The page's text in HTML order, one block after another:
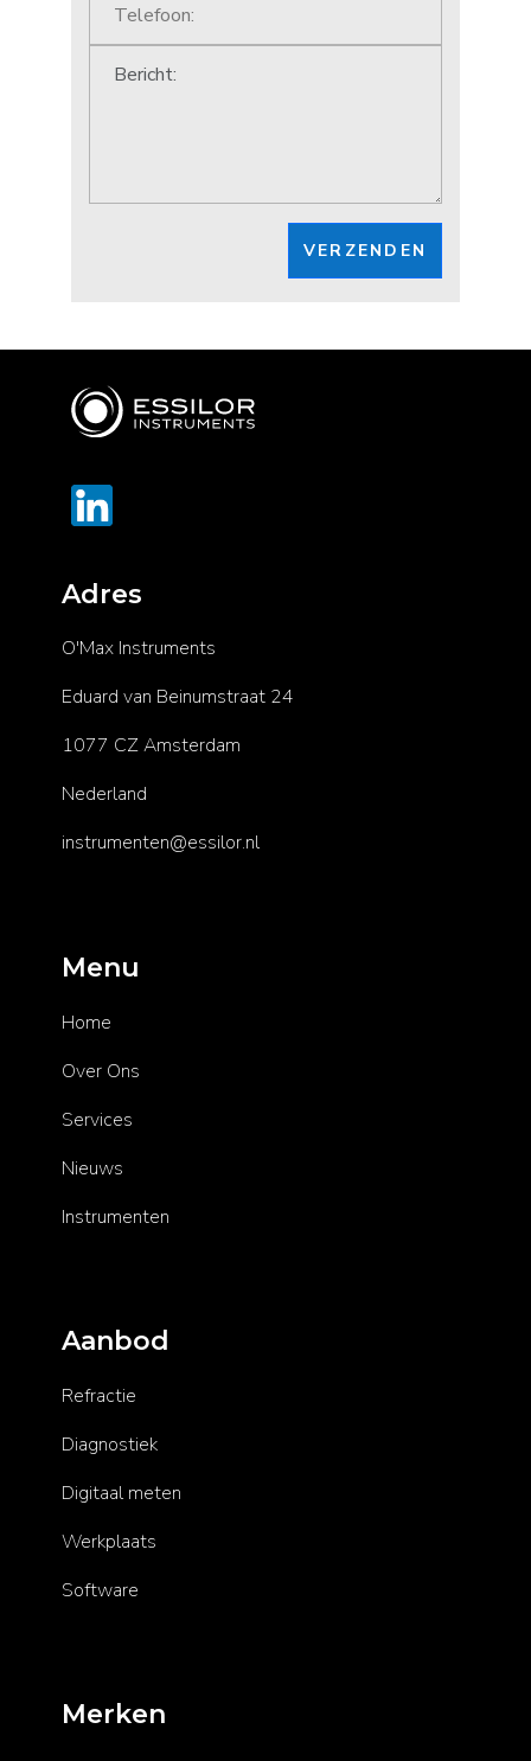
VERZENDEN
Adres
O'Max Instruments
Eduard van Beinumstraat 24
1077 CZ Amsterdam
Nederland
instrumenten@essilor.nl
Menu
Home
Over Ons
Services
Nieuws
Instrumenten
Aanbod
Refractie
Diagnostiek
Digitaal meten
Werkplaats
Software
Merken